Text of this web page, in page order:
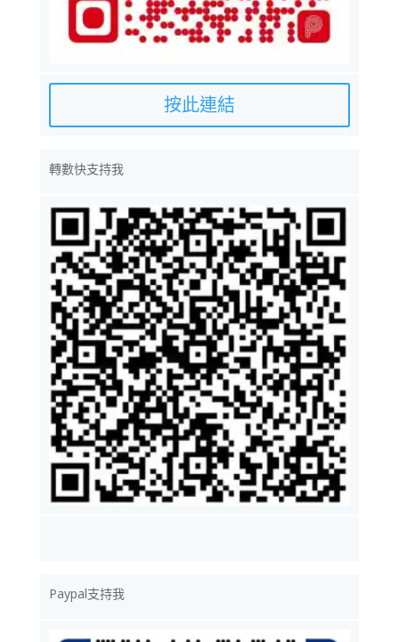
按此連結
轉數快支持我
Paypal支持我